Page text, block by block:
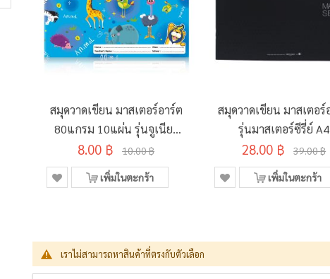
สมุดวาดเขียน มาสเตอร์อาร์ต
80แกรม 10แผ่น รุ่นจูเนียร์
MJ-01 คละลาย 190x260มม.
8.00 ฿ 10.00 ฿
เพิ่มในตะกร้า
สมุดวาดเขียน มาสเตอร์
รุ่นมาสเตอร์ซีรี่ย์ A4
100แกรม 14แผ่น
28.00 ฿ 39.00 ฿
เพิ่มในตะกร้า
เราไม่สามารถหาสินค้าที่ตรงกับตัวเลือก